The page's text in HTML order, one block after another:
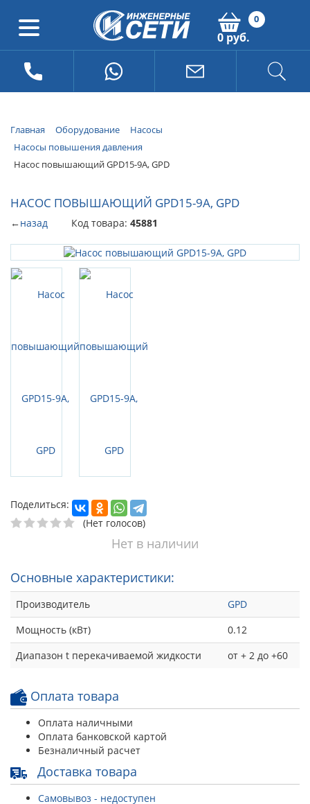
0
0 руб.
Главная Оборудование
Насосы
Насосы повышения давления
Насос повышающий GPD15-9A, GPD
НАСОС ПОВЫШАЮЩИЙ GPD15-9A, GPD
←назад Код товара: 45881
Поделиться:
(Нет голосов)
Нет в наличии
Основные характеристики:
Производитель
GPD
Мощность (кВт)
0.12
Диапазон t перекачиваемой жидкости
от + 2 до +60
Оплата товара
Оплата наличными
Оплата банковской картой
Безналичный расчет
Доставка товара
Самовывоз - недоступен